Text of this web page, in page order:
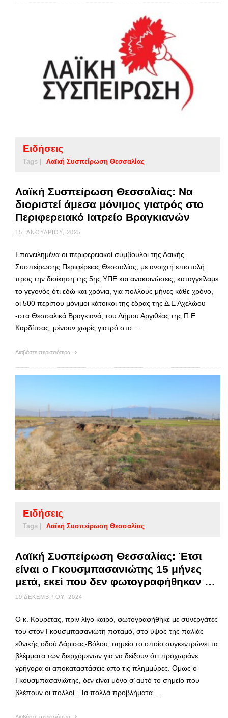
Ειδήσεις
Tags | Λαϊκή Συσπείρωση Θεσσαλίας
Λαϊκή Συσπείρωση Θεσσαλίας: Να
διοριστεί άμεσα μόνιμος γιατρός στο
Περιφερειακό Ιατρείο Βραγκιανών
15 ΙΑΝΟΥΑΡΊΟΥ, 2025
Επανειλημένα οι περιφερειακοί σύμβουλοι της Λαικής
Συσπείρωσης Περιφέρειας Θεσσαλίας, με ανοιχτή επιστολή
προς την διοίκηση της 5ης ΥΠΕ και ανακοινώσεις, καταγγείλαμε
το γεγονός ότι εδώ και χρόνια, για πολλούς μήνες κάθε χρόνο,
οι 500 περίπου μόνιμοι κάτοικοι της έδρας της Δ.Ε Αχελώου
-στα Θεσσαλικά Βραγκιανά, του Δήμου Αργιθέας της Π.Ε
Καρδίτσας, μένουν χωρίς γιατρό στο …
Διαβάστε περισσότερα
Ειδήσεις
Tags | Λαϊκή Συσπείρωση Θεσσαλίας
Λαϊκή Συσπείρωση Θεσσαλίας: Έτσι
είναι ο Γκουσμπασανιώτης 15 μήνες
μετά, εκεί που δεν φωτογραφήθηκαν …
19 ΔΕΚΕΜΒΡΊΟΥ, 2024
Ο κ. Κουρέτας, πριν λίγο καιρό, φωτογραφήθηκε με συνεργάτες
του στον Γκουσμπασανιώτη ποταμό, στο ύψος της παλιάς
εθνικής οδού Λάρισας-Βόλου, σημείο το οποίο συγκεντρώνει τα
βλέμματα των διερχόμενων για να δείξουν ότι προχωράνε
γρήγορα οι αποκαταστάσεις απο τις πλημμύρες. Ομως ο
Γκουσμπασανιώτης, δεν είναι μόνο σ΄αυτό το σημείο που
βλέπουν οι πολλοί.. Τα πολλά προβλήματα …